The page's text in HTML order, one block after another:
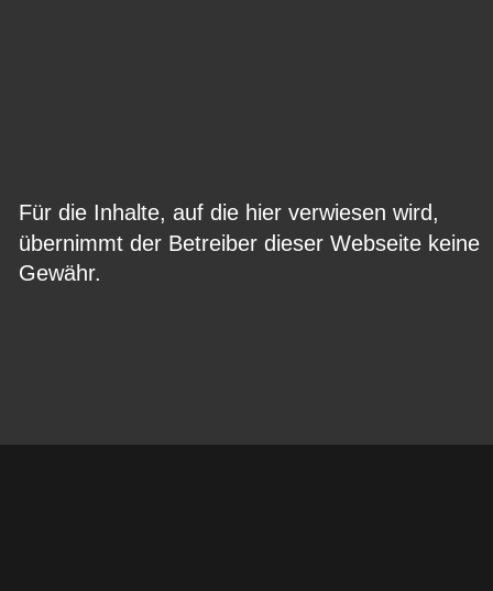
Für die Inhalte, auf die hier verwiesen wird,
übernimmt der Betreiber dieser Webseite keine
Gewähr.